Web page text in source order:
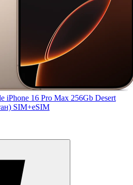
iPhone 16 Pro Max 256Gb Desert
SIM+eSIM